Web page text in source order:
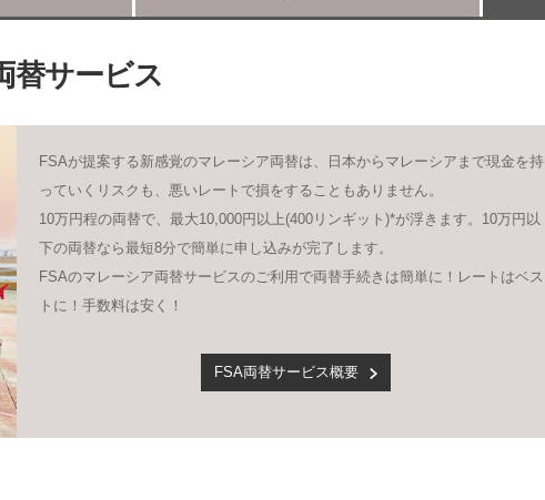
替サービス
FSAが提案する新感覚のマレーシア両替は、日本からマレーシアまで現金を持
っていくリスクも、悪いレートで損をすることもありません。
10万円程の両替で、最大10,000円以上(400リンギット)*が浮きます。10万円以
下の両替なら最短8分で簡単に申し込みが完了します。
FSAのマレーシア両替サービスのご利用で両替手続きは簡単に！レートはベス
トに！手数料は安く！
FSA両替サービス概要